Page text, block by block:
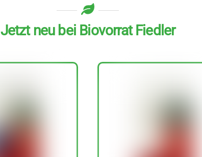
Jetzt neu bei Biovorrat Fiedler